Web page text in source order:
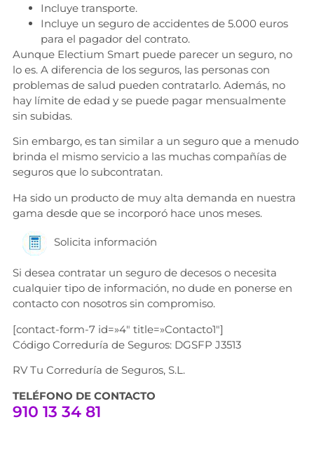
Incluye transporte.
Incluye un seguro de accidentes de 5.000 euros
para el pagador del contrato.
Aunque Electium Smart puede parecer un seguro, no
lo es. A diferencia de los seguros, las personas con
problemas de salud pueden contratarlo. Además, no
hay límite de edad y se puede pagar mensualmente
sin subidas.
Sin embargo, es tan similar a un seguro que a menudo
brinda el mismo servicio a las muchas compañías de
seguros que lo subcontratan.
Ha sido un producto de muy alta demanda en nuestra
gama desde que se incorporó hace unos meses.
Solicita información
Si desea contratar un seguro de decesos o necesita
cualquier tipo de información, no dude en ponerse en
contacto con nosotros sin compromiso.
[contact-form-7 id=»4″ title=»Contacto1″]
Código Correduría de Seguros: DGSFP J3513
RV Tu Correduría de Seguros, S.L.
TELÉFONO DE CONTACTO
910 13 34 81